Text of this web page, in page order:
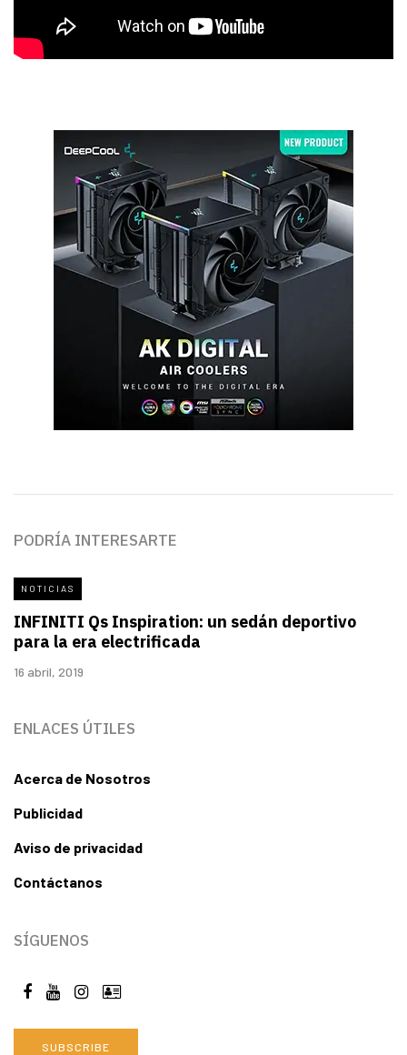
PODRÍA INTERESARTE
NOTICIAS
INFINITI Qs Inspiration: un sedán deportivo
para la era electrificada
16 abril, 2019
ENLACES ÚTILES
Acerca de Nosotros
Publicidad
Aviso de privacidad
Contáctanos
SÍGUENOS
SUBSCRIBE